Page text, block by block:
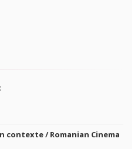
contexte / Romanian Cinema